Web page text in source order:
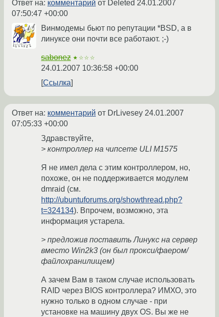
Ответ на: комментарий от Deleted 24.01.2007
07:50:47 +00:00
Винмодемы бьют по репутации *BSD, а в
линуксе они почти все работают. ;-)
sabonez ★☆☆☆
24.01.2007 10:36:58 +00:00
Ссылка
Ответ на: комментарий от DrLivesey 24.01.2007
07:05:33 +00:00
Здравствуйте,
> контроллер на чипсете ULI M1575
Я не имел дела с этим контроллером, но,
похоже, он не поддерживается модулем
dmraid (см.
http://ubuntuforums.org/showthread.php?
t=324134). Впрочем, возможно, эта
информация устарела.
> предложив поставить Линукс на сервер
вместо Win2k3 (он был прокси/фаером/
файлохранилищем)
А зачем Вам в таком случае использовать
RAID через BIOS контроллера? ИМХО, это
нужно только в одном случае - при
установке на машину двух OS. Вы же не